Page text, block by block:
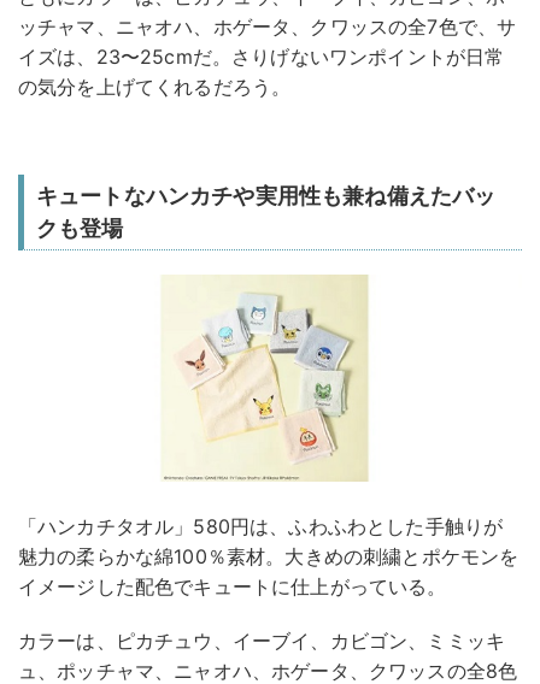
ッチャマ、ニャオハ、ホゲータ、クワッスの全7色で、サ
イズは、23〜25cmだ。さりげないワンポイントが日常
の気分を上げてくれるだろう。
キュートなハンカチや実用性も兼ね備えたバッ
クも登場
「ハンカチタオル」580円は、ふわふわとした手触りが
魅力の柔らかな綿100％素材。大きめの刺繍とポケモンを
イメージした配色でキュートに仕上がっている。
カラーは、ピカチュウ、イーブイ、カビゴン、ミミッキ
ュ、ポッチャマ、ニャオハ、ホゲータ、クワッスの全8色